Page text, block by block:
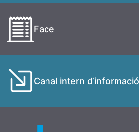
Face
Canal intern d’informació